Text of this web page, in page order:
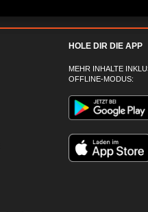
HOLE DIR DIE APP
MEHR INHALTE
OFFLINE-MODUS: